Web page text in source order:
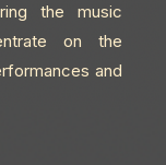
the music
on the
and